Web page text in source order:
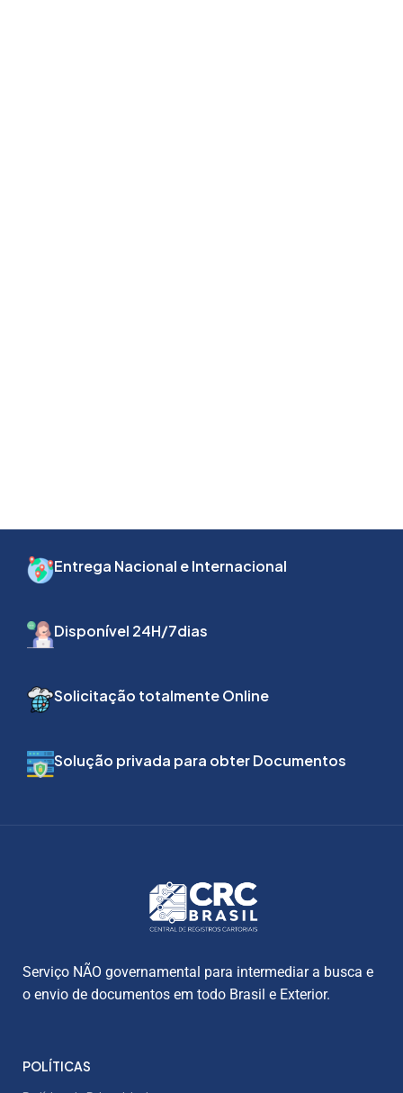
Entrega Nacional e Internacional
Disponível 24H/7dias
Solicitação totalmente Online
Solução privada para obter Documentos
Serviço NÃO governamental para intermediar a busca e
o envio de documentos em todo Brasil e Exterior.
POLÍTICAS